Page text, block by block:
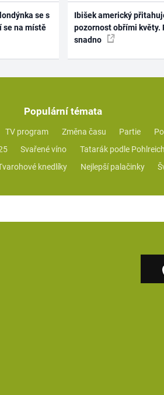
se s
se na místě
Ibišek americký
pozornost obřími květy.
snadno
Populární témata
TV program Změna času Partie
Svařené víno Tatarák podle
knedlíky Nejlepší palačinky